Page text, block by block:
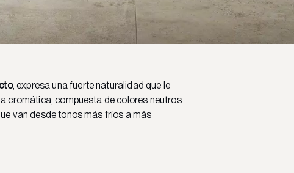
, expresa una fuerte naturalidad que le
cromática, compuesta de colores neutros
van desde tonos más fríos a más